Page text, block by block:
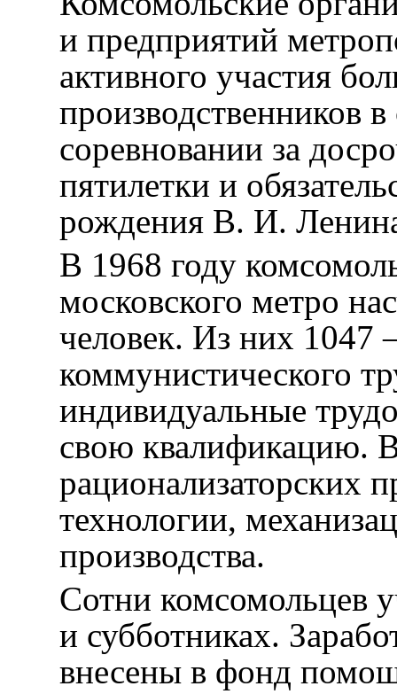
и предприятий
активного участия
производственников
соревновании за
пятилетки и
рождения В. И.
В 1968 году
московского метро
человек. Из них 1047
коммунистического
индивидуальные
свою квалификацию.
рационализаторских
технологии,
производства.
Сотни комсомольцев
и субботниках.
внесены в фонд